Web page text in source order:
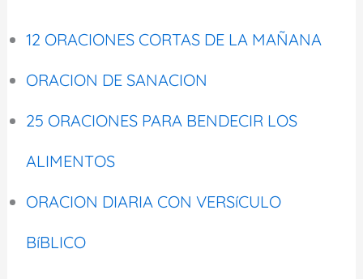
12 ORACIONES CORTAS DE LA MAÑANA
ORACION DE SANACION
25 ORACIONES PARA BENDECIR LOS
ALIMENTOS
ORACION DIARIA CON VERSíCULO
BíBLICO